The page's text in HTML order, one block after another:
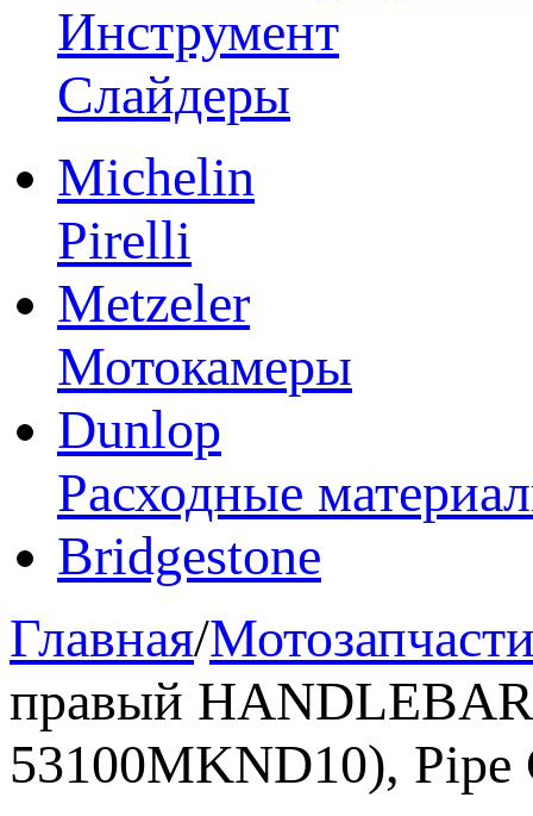
Инструмент
Слайдеры
Michelin
Pirelli
Metzeler
Мотокамеры
Dunlop
Расходные
Bridgestone
Главная/
правый
53100MKND10), Pipe